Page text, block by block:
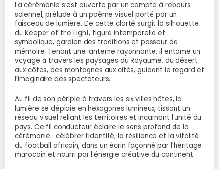
La cérémonie s’est ouverte par un compte à rebours
solennel, prélude à un poème visuel porté par un
faisceau de lumière. De cette clarté surgit la silhouette
du Keeper of the Light, figure intemporelle et
symbolique, gardien des traditions et passeur de
mémoire. Tenant une lanterne rayonnante, il entame un
voyage à travers les paysages du Royaume, du désert
aux côtes, des montagnes aux cités, guidant le regard et
l’imaginaire des spectateurs.
Au fil de son périple à travers les six villes hôtes, la
lumière se déploie en hexagones lumineux, tissant un
réseau visuel reliant les territoires et incarnant l’unité du
pays. Ce fil conducteur éclaire le sens profond de la
cérémonie : célébrer l’identité, la résilience et la vitalité
du football africain, dans un écrin façonné par l’héritage
marocain et nourri par l’énergie créative du continent.